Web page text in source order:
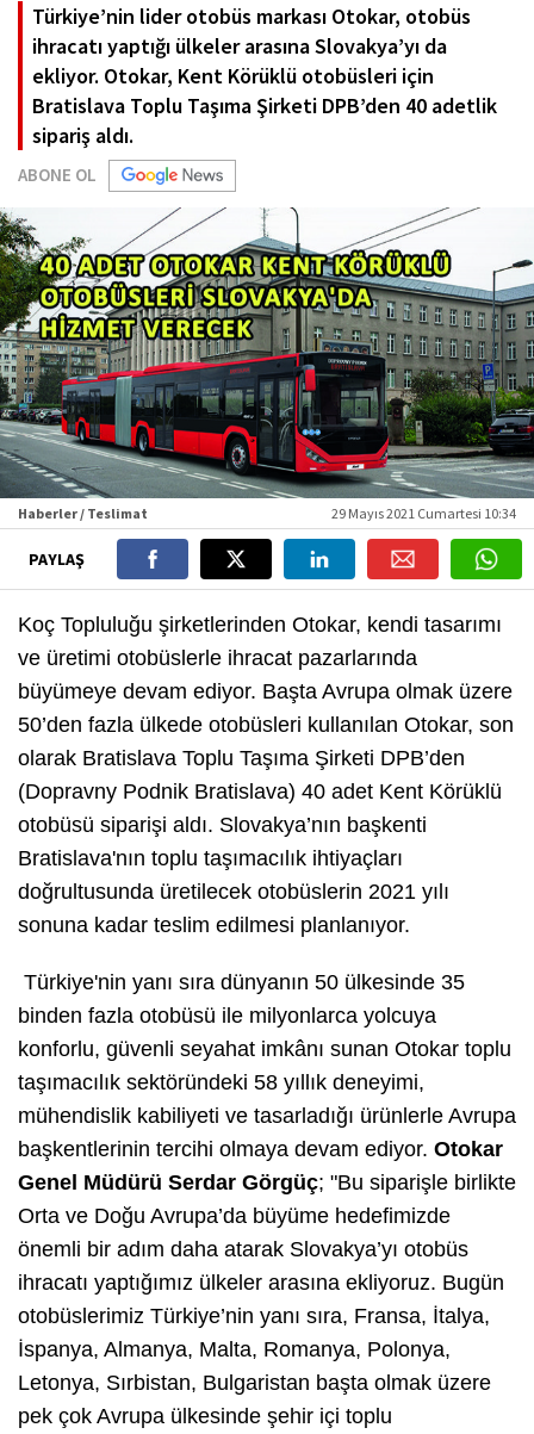
Türkiye’nin lider otobüs markası Otokar, otobüs
ihracatı yaptığı ülkeler arasına Slovakya’yı da
ekliyor. Otokar, Kent Körüklü otobüsleri için
Bratislava Toplu Taşıma Şirketi DPB’den 40 adetlik
sipariş aldı.
ABONE OL
Haberler / Teslimat 29 Mayıs 2021 Cumartesi 10:34
PAYLAŞ
Koç Topluluğu şirketlerinden Otokar, kendi tasarımı
ve üretimi otobüslerle ihracat pazarlarında
büyümeye devam ediyor. Başta Avrupa olmak üzere
50’den fazla ülkede otobüsleri kullanılan Otokar, son
olarak Bratislava Toplu Taşıma Şirketi DPB’den
(Dopravny Podnik Bratislava) 40 adet Kent Körüklü
otobüsü siparişi aldı. Slovakya’nın başkenti
Bratislava'nın toplu taşımacılık ihtiyaçları
doğrultusunda üretilecek otobüslerin 2021 yılı
sonuna kadar teslim edilmesi planlanıyor.
Türkiye'nin yanı sıra dünyanın 50 ülkesinde 35
binden fazla otobüsü ile milyonlarca yolcuya
konforlu, güvenli seyahat imkânı sunan Otokar toplu
taşımacılık sektöründeki 58 yıllık deneyimi,
mühendislik kabiliyeti ve tasarladığı ürünlerle Avrupa
başkentlerinin tercihi olmaya devam ediyor. Otokar
Genel Müdürü Serdar Görgüç; "Bu siparişle birlikte
Orta ve Doğu Avrupa’da büyüme hedefimizde
önemli bir adım daha atarak Slovakya’yı otobüs
ihracatı yaptığımız ülkeler arasına ekliyoruz. Bugün
otobüslerimiz Türkiye’nin yanı sıra, Fransa, İtalya,
İspanya, Almanya, Malta, Romanya, Polonya,
Letonya, Sırbistan, Bulgaristan başta olmak üzere
pek çok Avrupa ülkesinde şehir içi toplu